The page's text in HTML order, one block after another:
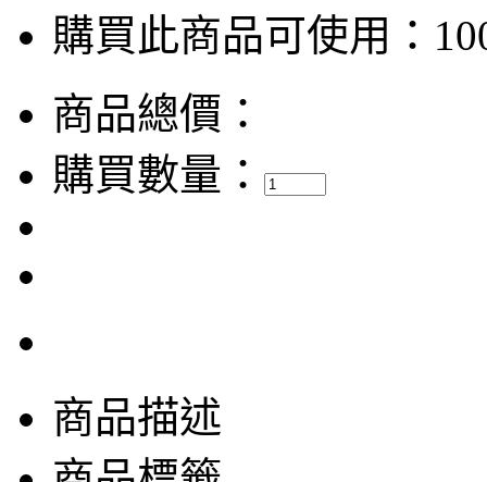
購買此商品可使用：
商品總價：
購買數量：
商品描述